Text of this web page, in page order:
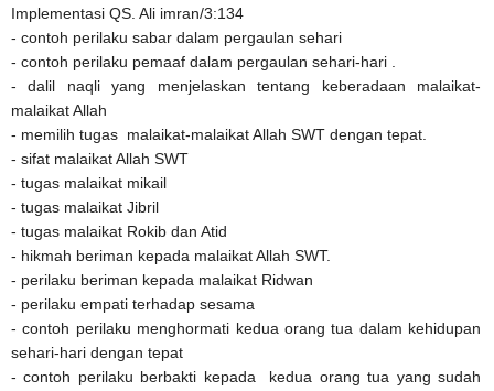
Implementasi QS. Ali imran/3:134
- contoh perilaku sabar dalam pergaulan sehari
- contoh perilaku pemaaf dalam pergaulan sehari-hari .
- dalil naqli yang menjelaskan tentang keberadaan malaikat-
malaikat Allah
- memilih tugas malaikat-malaikat Allah SWT dengan tepat.
- sifat malaikat Allah SWT
- tugas malaikat mikail
- tugas malaikat Jibril
- tugas malaikat Rokib dan Atid
- hikmah beriman kepada malaikat Allah SWT.
- perilaku beriman kepada malaikat Ridwan
- perilaku empati terhadap sesama
- contoh perilaku menghormati kedua orang tua dalam kehidupan
sehari-hari dengan tepat
- contoh perilaku berbakti kepada kedua orang tua yang sudah